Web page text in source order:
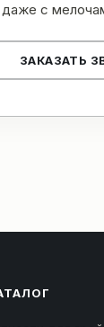
с
ЗАКАЗАТЬ